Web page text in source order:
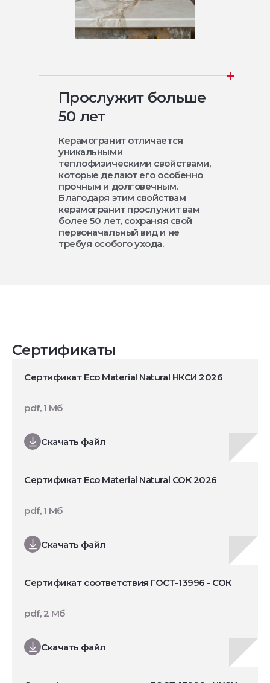
Прослужит больше
50 лет
Керамогранит отличается
уникальными
теплофизическими свойствами,
которые делают его особенно
прочным и долговечным.
Благодаря этим свойствам
керамогранит прослужит вам
более 50 лет, сохраняя свой
первоначальный вид и не
требуя особого ухода.
Сертификаты
Сертификат Eco Material Natural НКСИ 2026
Скачать файл
pdf, 1 Мб
Сертификат Eco Material Natural СОК 2026
Скачать файл
pdf, 1 Мб
Сертификат соответствия ГОСТ-13996 - СОК
Скачать файл
pdf, 2 Мб